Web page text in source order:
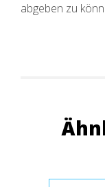
abgeben zu